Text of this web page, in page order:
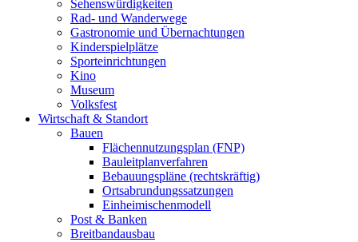
Sehenswürdigkeiten
Rad- und Wanderwege
Gastronomie und Übernachtungen
Kinderspielplätze
Sporteinrichtungen
Kino
Museum
Volksfest
Wirtschaft & Standort
Bauen
Flächennutzungsplan (FNP)
Bauleitplanverfahren
Bebauungspläne (rechtskräftig)
Ortsabrundungssatzungen
Einheimischenmodell
Post & Banken
Breitbandausbau